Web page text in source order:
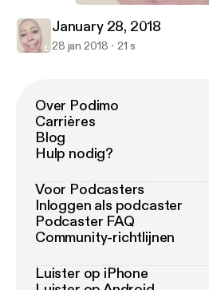
Honey Tennanbaum
January 28, 2018
28 jan 2018 21 s
Over Podimo
Carrières
Blog
Hulp nodig?
Voor Podcasters
Inloggen als podcaster
Podcaster FAQ
Community-richtlijnen
Luister op iPhone